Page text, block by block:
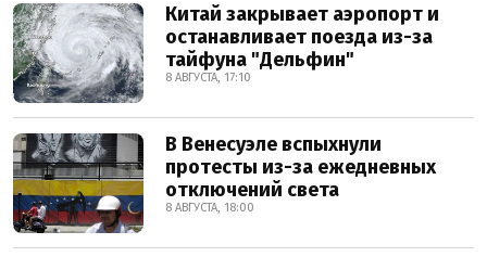
Китай закрывает аэропорт и
останавливает поезда из-за
тайфуна "Дельфин"
8 АВГУСТА, 17:10
В Венесуэле вспыхнули
протесты из-за ежедневных
отключений света
8 АВГУСТА, 18:00